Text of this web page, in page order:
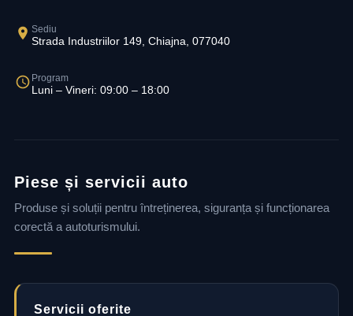
Sediu
Strada Industriilor 149, Chiajna, 077040
Program
Luni – Vineri: 09:00 – 18:00
Piese și servicii auto
Produse și soluții pentru întreținerea, siguranța și funcționarea
corectă a autoturismului.
Servicii oferite